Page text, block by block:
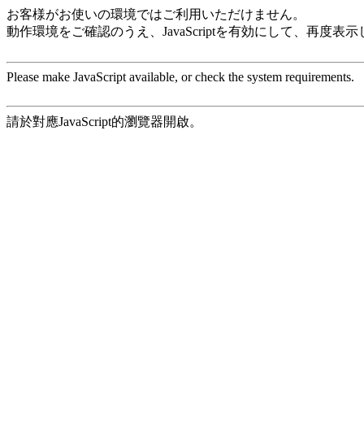
お客様がお使いの環境ではご利用いただけません。
動作環境をご確認のうえ、JavaScriptを有効にして、再度表
Please make JavaScript available, or check the system requirements.
請於對應JavaScript的瀏覽器開啟。